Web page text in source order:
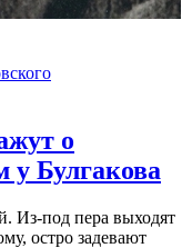
о
Булгакова
Из-под пера выходят
остро задевают